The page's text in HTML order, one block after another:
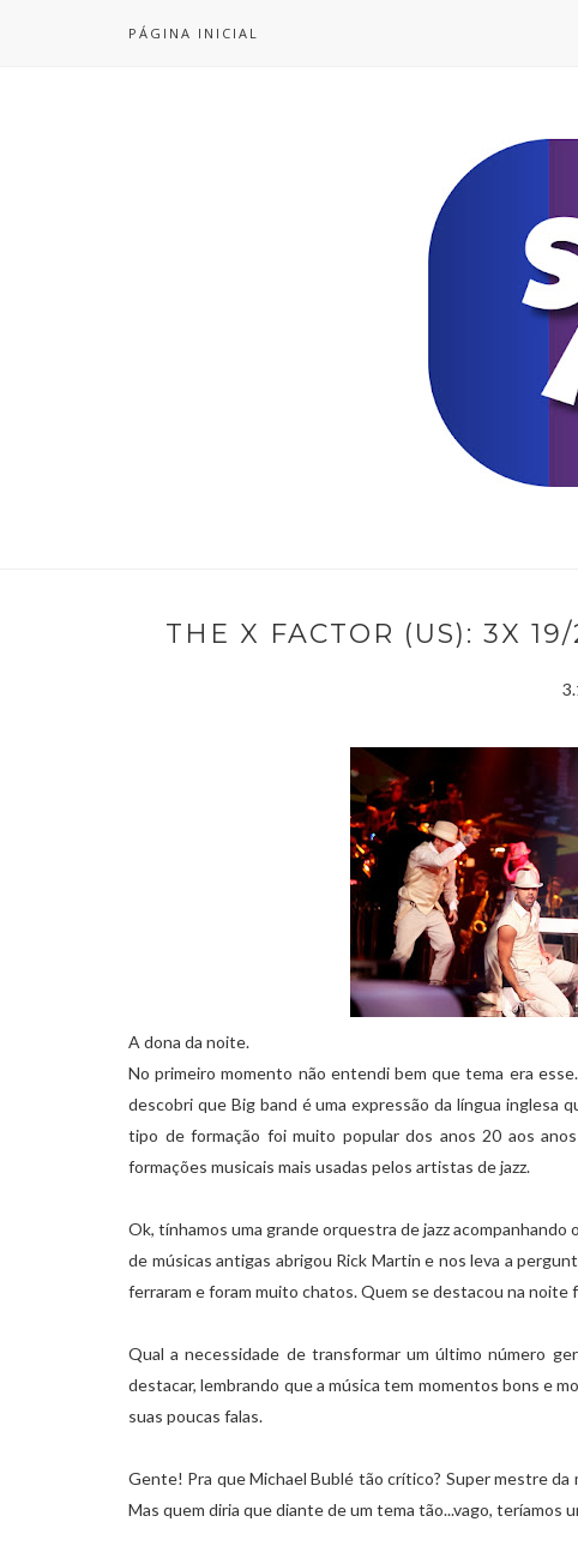
PÁGINA INICIAL
THE X FACTOR (US): 3X
A dona da noite.
No primeiro momento não entendi bem que tema era
descobri que Big band é uma expressão da língua inglesa
tipo de formação foi muito popular dos anos 20 aos
formações musicais mais usadas pelos artistas de jazz.
Ok, tínhamos uma grande orquestra de jazz
de músicas antigas abrigou Rick Martin e nos leva a
ferraram e foram muito chatos. Quem se destacou na noite
Qual a necessidade de transformar um último número
destacar, lembrando que a música tem momentos bons e
suas poucas falas.
Gente! Pra que Michael Bublé tão crítico? Super mestre
Mas quem diria que diante de um tema tão...vago, teríamos